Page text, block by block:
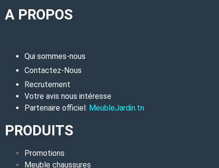
A PROPOS
Qui sommes-nous
Contactez-Nous
Recrutement
Votre avis nous intéresse
Partenaire officiel: MeubleJardin.tn
PRODUITS
Promotions
Meuble chaussures